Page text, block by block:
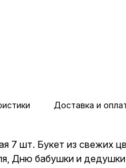
Доставка и
7 шт. Букет из свежих
Дню бабушки и дедушки